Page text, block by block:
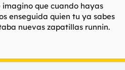
que cuando hayas
enseguida quien tu ya sabes
nuevas zapatillas runnin.